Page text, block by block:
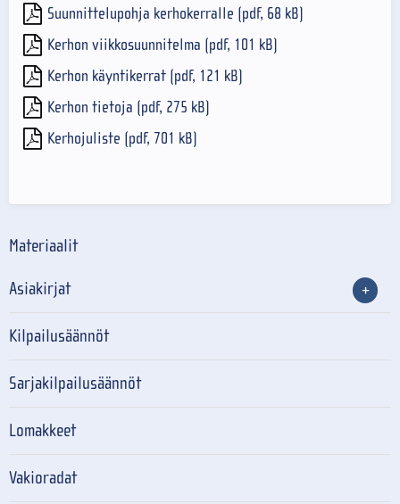
Suunnittelupohja kerhokerralle (pdf, 68 kB)
Kerhon viikkosuunnitelma (pdf, 101 kB)
Kerhon käyntikerrat (pdf, 121 kB)
Kerhon tietoja (pdf, 275 kB)
Kerhojuliste (pdf, 701 kB)
Materiaalit
Asiakirjat
Kilpailusäännöt
Sarjakilpailusäännöt
Lomakkeet
Vakioradat